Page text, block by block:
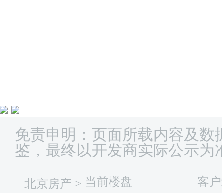
免责申明：页面所载内容及数
鉴，最终以开发商实际公示为
北京房产 > 当前楼盘 客